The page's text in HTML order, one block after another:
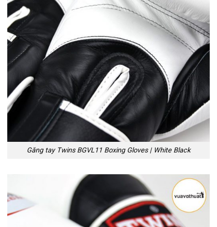
Găng tay Twins BGVL11 Boxing Gloves | White Black